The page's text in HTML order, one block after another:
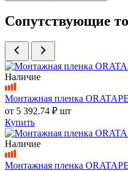
Сопутствующие
Наличие
Монтажная пленка
от 5 392.74 ₽ шт
Купить
Наличие
Монтажная пленка